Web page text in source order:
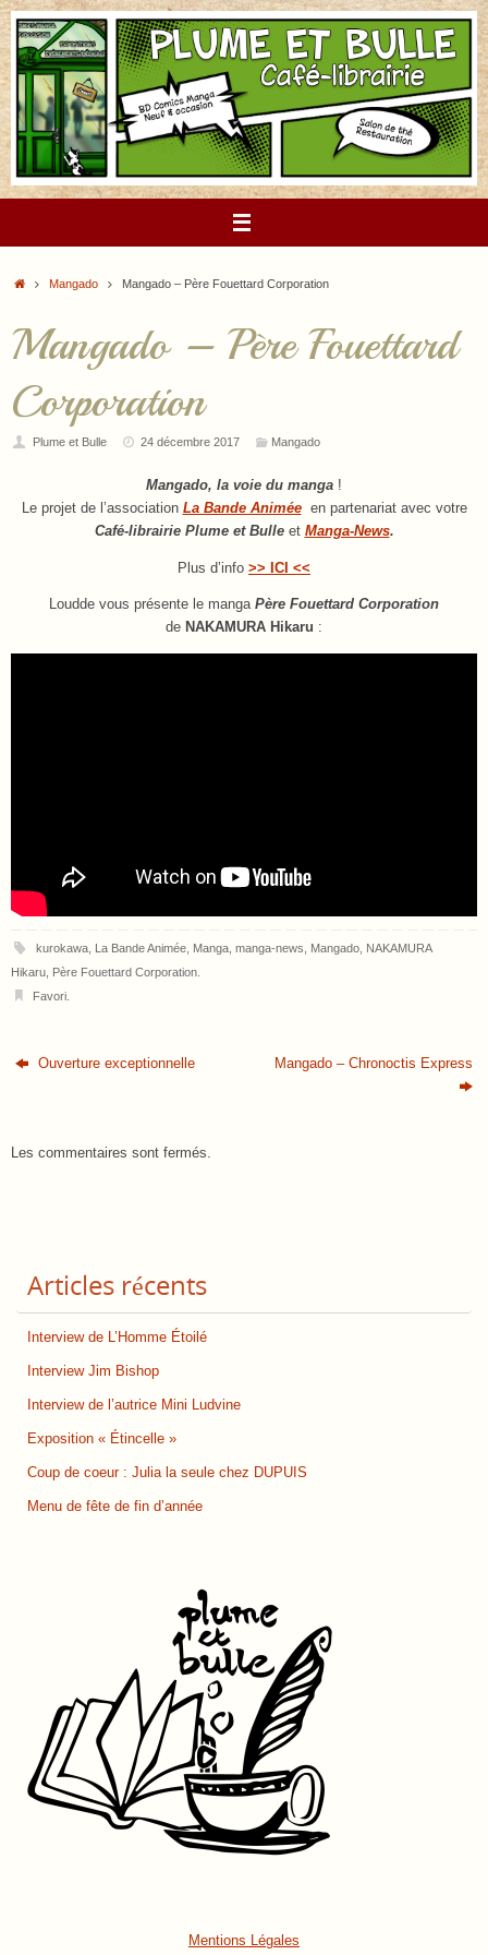
Passer
au
contenu
AccueilMangado Mangado – Père Fouettard Corporation
Mangado – Père Fouettard
Corporation
Plume et Bulle 24 décembre 2017 Mangado
Mangado, la voie du manga !
Le projet de l’association La Bande Animée
en partenariat avec votre
Café-librairie Plume et Bulleet Manga-News.
Plus d’info >> ICI <<
Loudde vous présente le manga Père Fouettard Corporation
de NAKAMURA Hikaru :
kurokawa, La Bande Animée, Manga, manga-news Mangado, NAKAMURA
Hikaru Père Fouettard Corporation
Favori.
Ouverture exceptionnelle Mangado – Chronoctis Express
Les commentaires sont fermés.
Articles récents
Interview de L’Homme Étoilé
Interview Jim Bishop
Interview de l’autrice Mini Ludvine
Exposition « Étincelle »
Coup de coeur : Julia la seule chez DUPUIS
Menu de fête de fin d’année
Mentions Légales